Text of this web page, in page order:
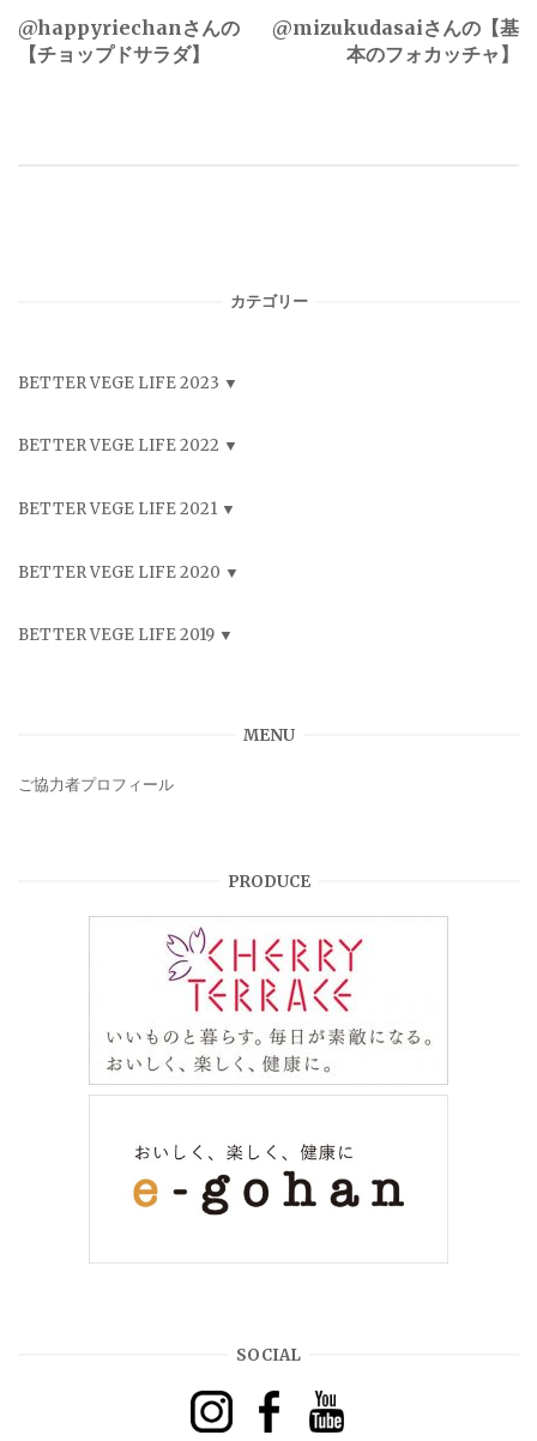
navigation
@happyriechanさんの
【チョップドサラダ】
@mizukudasaiさんの【基
本のフォカッチャ】
カテゴリー
BETTER VEGE LIFE 2023
BETTER VEGE LIFE 2022
BETTER VEGE LIFE 2021
BETTER VEGE LIFE 2020
BETTER VEGE LIFE 2019
MENU
ご協力者プロフィール
PRODUCE
SOCIAL